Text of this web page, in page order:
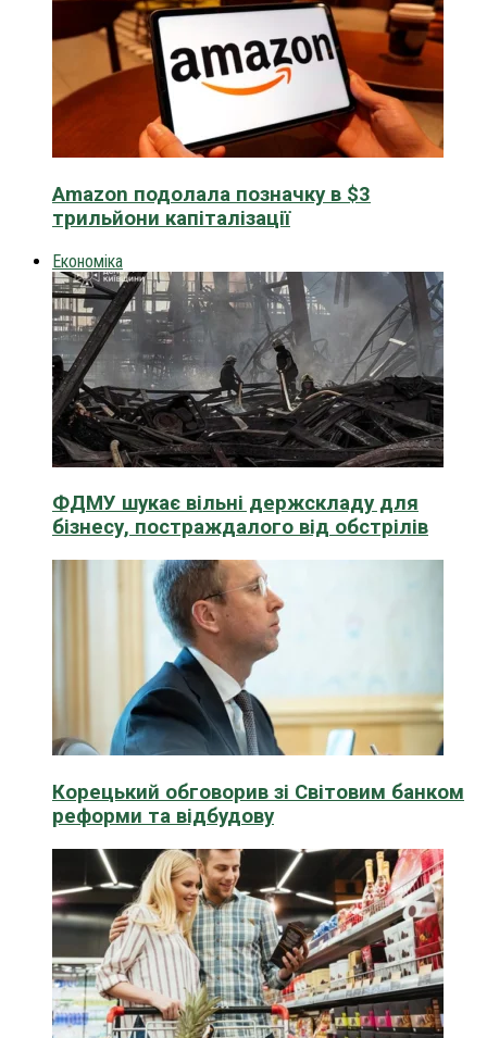
Amazon подолала позначку в $3
трильйони капіталізації
Економіка
ФДМУ шукає вільні держскладу для
бізнесу, постраждалого від обстрілів
Корецький обговорив зі Світовим банком
реформи та відбудову